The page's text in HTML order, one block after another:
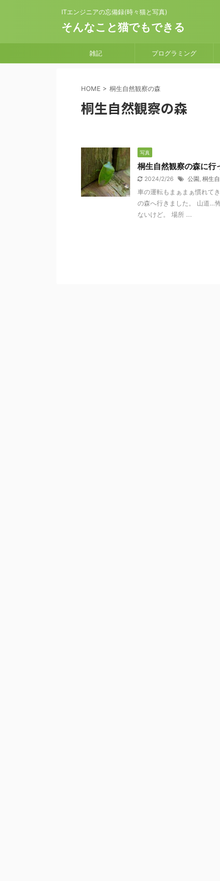
ITエンジニアの忘備録(時々猫と写真)
そんなこと猫でもできる
雑記 プログラミング
HOME > 桐生自然観察の森
桐生自然観察の森
写真
桐生自然観察の森に行
2024/2/26 公園, 桐生
車の運転もまぁまぁ慣れて
の森へ行きました。 山道…
ないけど。 場所 ...